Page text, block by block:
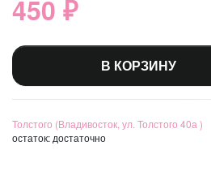
450 ₽
В КОРЗИНУ
Толстого (Владивосток, ул. Толстого 40а )
остаток: достаточно